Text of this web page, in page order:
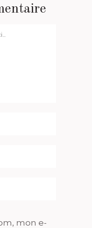
mon e-